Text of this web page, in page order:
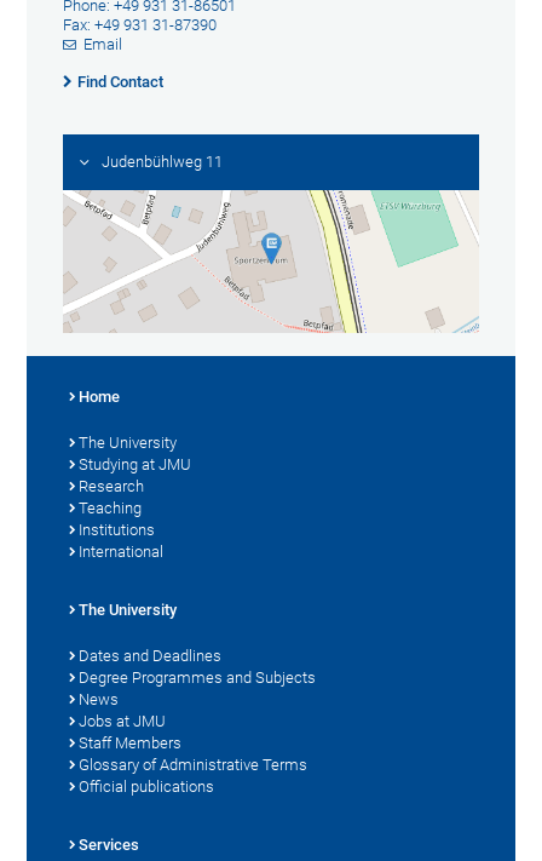
Phone: +49 931 31-86501
Fax: +49 931 31-87390
Email
Find Contact
Judenbühlweg 11
Home
The University
Studying at JMU
Research
Teaching
Institutions
International
The University
Dates and Deadlines
Degree Programmes and Subjects
News
Jobs at JMU
Staff Members
Glossary of Administrative Terms
Official publications
Services